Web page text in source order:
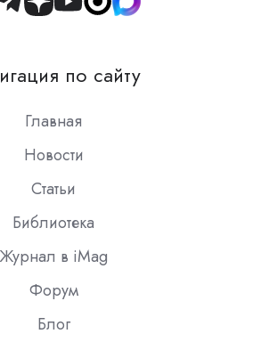
Join
Slack
по сайту
Главная
Новости
Статьи
Библиотека
Журнал в iMag
Форум
Блог